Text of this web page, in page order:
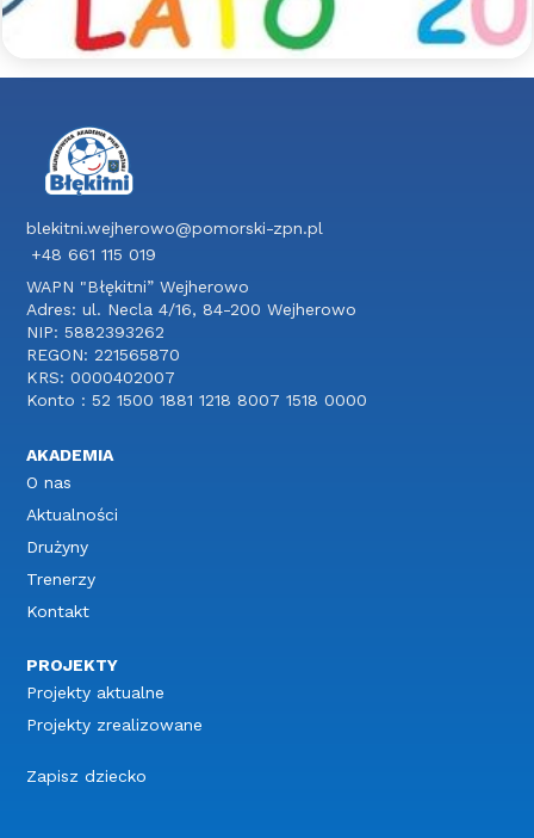
Czytaj więcej >>
blekitni.wejherowo@pomorski-zpn.pl
+48 661 115 019
WAPN "Błękitni” Wejherowo
Adres: ul. Necla 4/16, 84-200 Wejherowo
NIP: 5882393262
REGON: 221565870
KRS: 0000402007
Konto : 52 1500 1881 1218 8007 1518 0000
AKADEMIA
O nas
Aktualności
Drużyny
Trenerzy
Kontakt
PROJEKTY
Projekty aktualne
Projekty zrealizowane
Zapisz dziecko